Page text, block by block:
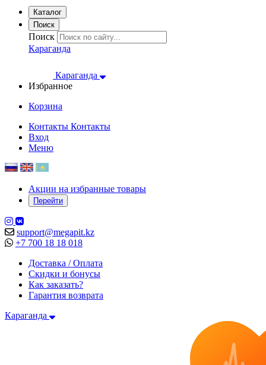
Каталог
Поиск
Поиск
Караганда
Караганда
Избранное
Корзина
Контакты Контакты
Вход
Меню
Акции на избранные товары
Перейти
support@megapit.kz
+7 700 18 18 018
Доставка / Оплата
Скидки и бонусы
Как заказать?
Гарантия возврата
Караганда